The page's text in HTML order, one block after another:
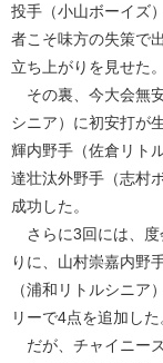
投手（小山ボーイズ
者こそ味方の失策で
立ち上がりを見せた。
その裏、今大会無
シニア）に初安打が
輝内野手（佐倉リト
達壮汰外野手（志村
成功した。
さらに3回には、度
りに、山村崇嘉内野
（浦和リトルシニア
リーで4点を追加した
だが、チャイニー